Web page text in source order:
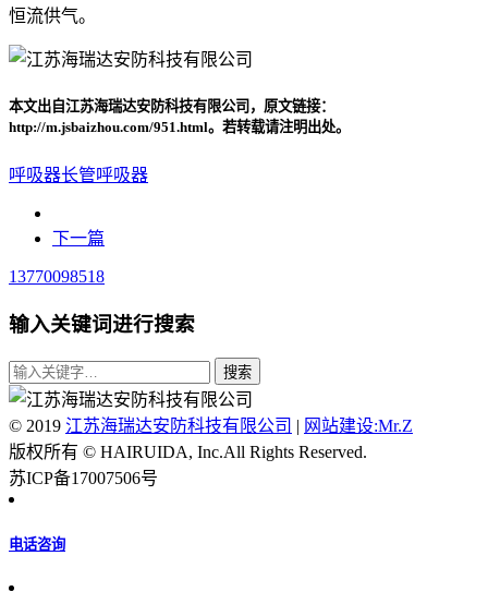
恒流供气。
本文出自江苏海瑞达安防科技有限公司，原文链接：
http://m.jsbaizhou.com/951.html。若转载请注明出处。
呼吸器长管呼吸器
下一篇
13770098518
输入关键词进行搜索
© 2019 江苏海瑞达安防科技有限公司 | 网站建设:Mr.Z
版权所有 © HAIRUIDA, Inc.All Rights Reserved.
苏ICP备17007506号
电话咨询